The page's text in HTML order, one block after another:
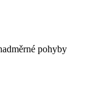
pohyby